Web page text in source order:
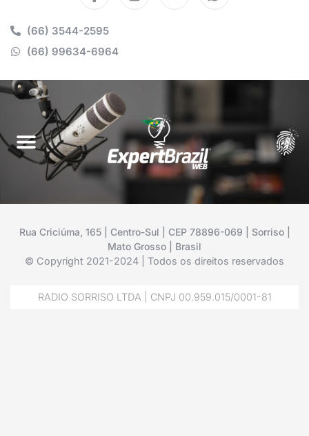
(66) 3544-2595
(66) 99634-6964
Rua Criciúma, 165 | Centro-Sul | CEP 78896-069 | Sorriso |
Mato Grosso | Brasil
© Copyright 2021-2024 | Todos os direitos reservados
RADIO SORRISO LTDA | CNPJ 00.959.015/0001-81